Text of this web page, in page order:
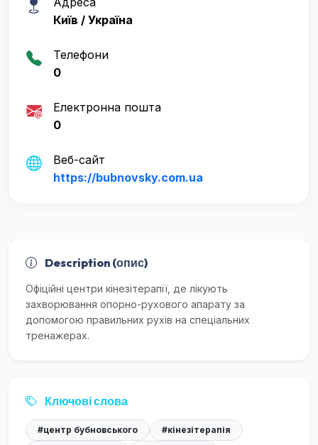
Київ / Україна
Телефони
0
Електронна пошта
0
Веб-сайт
https://bubnovsky.com.ua
Description (опис)
Офіційні центри кінезітерапії, де лікують
захворювання опорно-рухового апарату за
допомогою правильних рухів на спеціальних
тренажерах.
Ключові слова
#центр бубновського
#кінезітерапія